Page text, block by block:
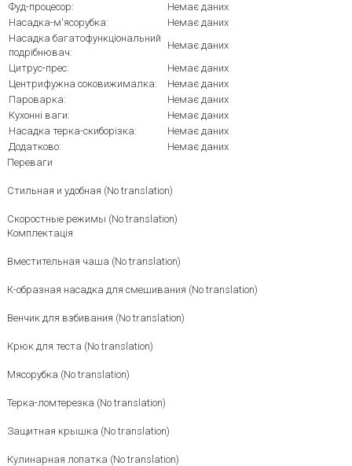
Фуд-процесор:
Немає даних
Насадка-м'ясорубка:
Немає даних
Насадка багатофункціональний
подрібнювач:
Немає даних
Цитрус-прес:
Немає даних
Центрифужна соковижималка:
Немає даних
Пароварка:
Немає даних
Кухонні ваги:
Немає даних
Насадка терка-скиборізка:
Немає даних
Додатково:
Немає даних
Переваги
Стильная и удобная (No translation)
Скоростные режимы (No translation)
Комплектація
Вместительная чаша (No translation)
К-образная насадка для смешивания (No translation)
Венчик для взбивания (No translation)
Крюк для теста (No translation)
Мясорубка (No translation)
Терка-ломтерезка (No translation)
Защитная крышка (No translation)
Кулинарная лопатка (No translation)